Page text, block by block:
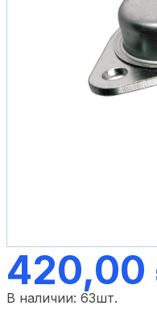
420,00
В наличии: 63шт.